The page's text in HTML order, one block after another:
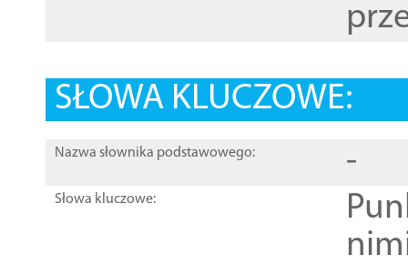
SŁOWA KLUCZOWE:
Nazwa słownika podstawowego: -
Słowa kluczowe: